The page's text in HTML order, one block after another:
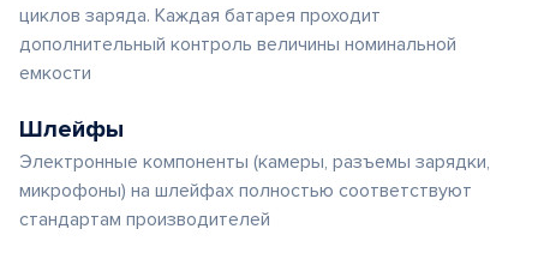
циклов заряда. Каждая батарея проходит
дополнительный контроль величины номинальной
емкости
Шлейфы
Электронные компоненты (камеры, разъемы зарядки,
микрофоны) на шлейфах полностью соответствуют
стандартам производителей